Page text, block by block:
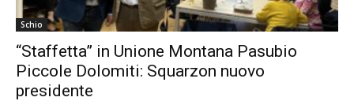
Schio
“Staffetta” in Unione Montana Pasubio
Piccole Dolomiti: Squarzon nuovo
presidente